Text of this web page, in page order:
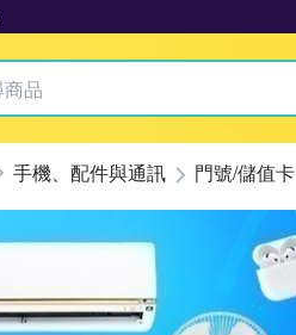
手機、配件與通訊 門號/儲值卡